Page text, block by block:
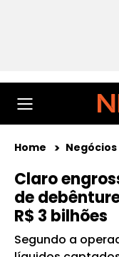
Home Negócios
Claro
de
R$ 3 bilhões
Segundo a